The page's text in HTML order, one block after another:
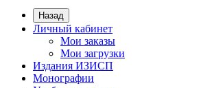
Назад
Личный кабинет
Мои заказы
Мои загрузки
Издания ИЗИСП
Монографии